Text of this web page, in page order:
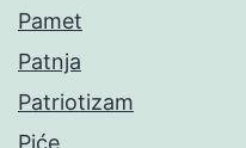
Pamet
Patnja
Patriotizam